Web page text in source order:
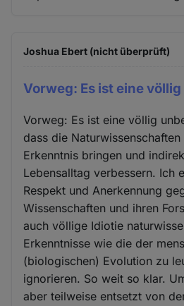
Joshua Ebert (nicht überprüft)
Vorweg: Es ist eine völlig
Vorweg: Es ist eine völlig
dass die
Erkenntnis bringen und
Lebensalltag verbessern. Ich
Respekt und Anerkennung
Wissenschaften und ihren
auch völlige Idiotie
Erkenntnisse wie die der
(biologischen) Evolution zu
ignorieren. So weit so klar.
aber teilweise entsetzt von